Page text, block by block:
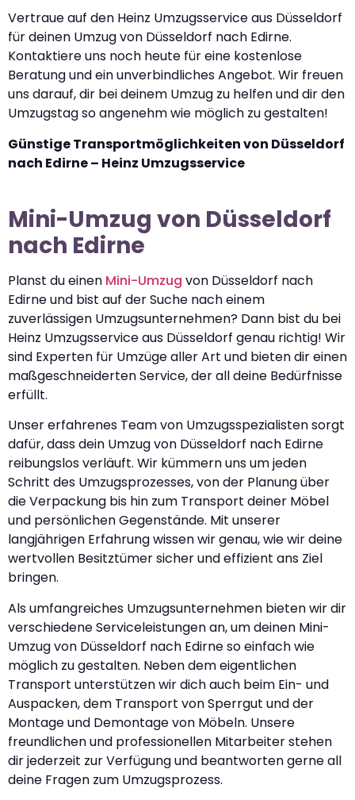
Vertraue auf den Heinz Umzugsservice aus Düsseldorf
für deinen Umzug von Düsseldorf nach Edirne.
Kontaktiere uns noch heute für eine kostenlose
Beratung und ein unverbindliches Angebot. Wir freuen
uns darauf, dir bei deinem Umzug zu helfen und dir den
Umzugstag so angenehm wie möglich zu gestalten!
Günstige Transportmöglichkeiten von Düsseldorf
nach Edirne – Heinz Umzugsservice
Mini-Umzug von Düsseldorf
nach Edirne
Planst du einen Mini-Umzug von Düsseldorf nach
Edirne und bist auf der Suche nach einem
zuverlässigen Umzugsunternehmen? Dann bist du bei
Heinz Umzugsservice aus Düsseldorf genau richtig! Wir
sind Experten für Umzüge aller Art und bieten dir einen
maßgeschneiderten Service, der all deine Bedürfnisse
erfüllt.
Unser erfahrenes Team von Umzugsspezialisten sorgt
dafür, dass dein Umzug von Düsseldorf nach Edirne
reibungslos verläuft. Wir kümmern uns um jeden
Schritt des Umzugsprozesses, von der Planung über
die Verpackung bis hin zum Transport deiner Möbel
und persönlichen Gegenstände. Mit unserer
langjährigen Erfahrung wissen wir genau, wie wir deine
wertvollen Besitztümer sicher und effizient ans Ziel
bringen.
Als umfangreiches Umzugsunternehmen bieten wir dir
verschiedene Serviceleistungen an, um deinen Mini-
Umzug von Düsseldorf nach Edirne so einfach wie
möglich zu gestalten. Neben dem eigentlichen
Transport unterstützen wir dich auch beim Ein- und
Auspacken, dem Transport von Sperrgut und der
Montage und Demontage von Möbeln. Unsere
freundlichen und professionellen Mitarbeiter stehen
dir jederzeit zur Verfügung und beantworten gerne all
deine Fragen zum Umzugsprozess.